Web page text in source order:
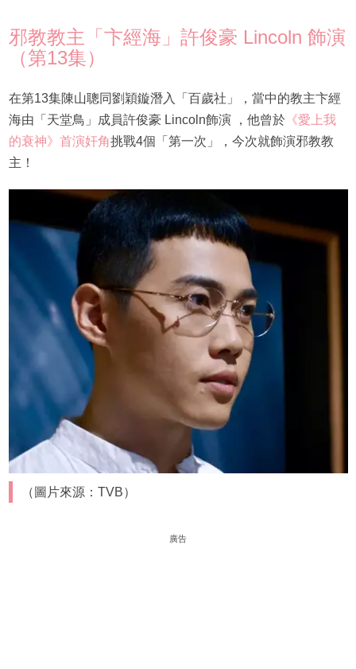
邪教教主「卞經海」許俊豪 Lincoln 飾演
（第13集）
在第13集陳山聰同劉穎鏇潛入「百歲社」，當中的教主卞經
海由「天堂鳥」成員許俊豪 Lincoln飾演 ，他曾於《愛上我
的衰神》首演奸角挑戰4個「第一次」，今次就飾演邪教教
主！
（圖片來源：TVB）
廣告